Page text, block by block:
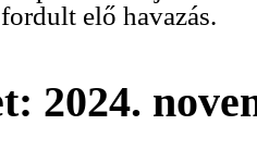
fordult elő havazás.
2024.